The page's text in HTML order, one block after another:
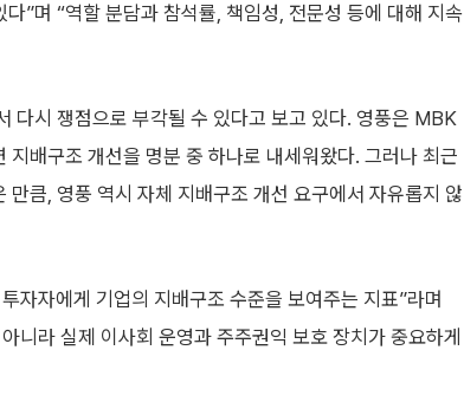
”며 “역할 분담과 참석률, 책임성, 전문성 등에 대해 지속
다시 쟁점으로 부각될 수 있다고 보고 있다. 영풍은 MBK
배구조 개선을 명분 중 하나로 내세워왔다. 그러나 최근
큼, 영풍 역시 자체 지배구조 개선 요구에서 자유롭지 않
자자에게 기업의 지배구조 수준을 보여주는 지표”라며
니라 실제 이사회 운영과 주주권익 보호 장치가 중요하게